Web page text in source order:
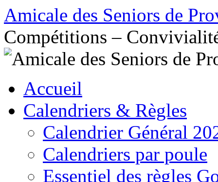
Aller
au
contenu
Amicale des Seniors de
Compétitions –
Accueil
Calendriers & Règles
Calendrier Général
Calendriers par poule
Essentiel des règles